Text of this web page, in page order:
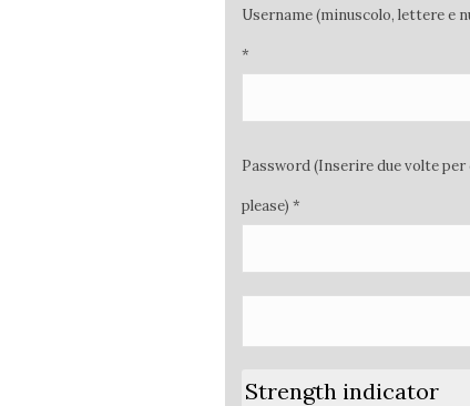
Username (minuscolo, lettere e
*
Password (Inserire due volte
please) *
Strength indicator